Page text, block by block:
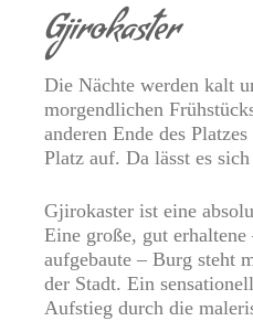
Gjirokaster
Die Nächte werden kalt
morgendlichen
anderen Ende des
Platz auf. Da lässt es sich
Gjirokaster ist eine
Eine große, gut
aufgebaute – Burg steht
der Stadt. Ein
Aufstieg durch die